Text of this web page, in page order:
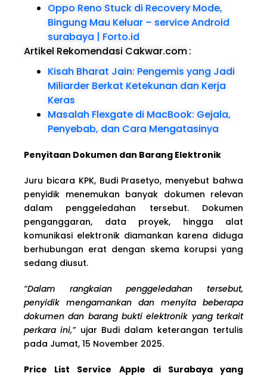
Oppo Reno Stuck di Recovery Mode,
Bingung Mau Keluar – service Android
surabaya | Forto.id
Artikel Rekomendasi Cakwar.com:
Kisah Bharat Jain: Pengemis yang Jadi
Miliarder Berkat Ketekunan dan Kerja
Keras
Masalah Flexgate di MacBook: Gejala,
Penyebab, dan Cara Mengatasinya
Penyitaan Dokumen dan Barang Elektronik
Juru bicara KPK, Budi Prasetyo, menyebut bahwa
penyidik menemukan banyak dokumen relevan
dalam penggeledahan tersebut. Dokumen
penganggaran, data proyek, hingga alat
komunikasi elektronik diamankan karena diduga
berhubungan erat dengan skema korupsi yang
sedang diusut.
“Dalam rangkaian penggeledahan tersebut,
penyidik mengamankan dan menyita beberapa
dokumen dan barang bukti elektronik yang terkait
perkara ini,”ujar Budi dalam keterangan tertulis
pada Jumat, 15 November 2025.
Price List Service Apple di Surabaya yang